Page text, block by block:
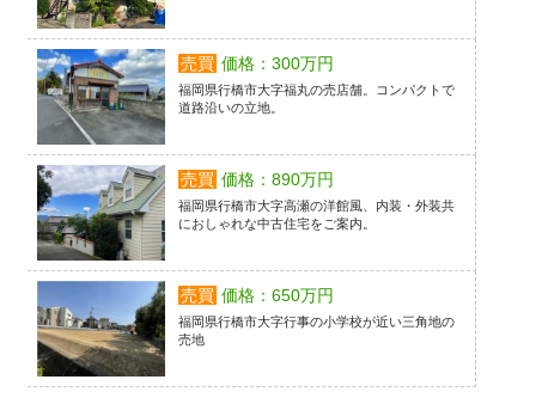
売買 価格：300万円
福岡県行橋市大字福丸の売店舗。コンパクトで
道路沿いの立地。
売買 価格：890万円
福岡県行橋市大字高瀬の洋館風、内装・外装共
におしゃれな中古住宅をご案内。
売買 価格：650万円
福岡県行橋市大字行事の小学校が近い三角地の
売地